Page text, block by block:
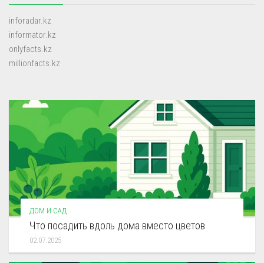
inforadar.kz
informator.kz
onlyfacts.kz
millionfacts.kz
ДОМ И САД
Что посадить вдоль дома вместо цветов
02.07.2025